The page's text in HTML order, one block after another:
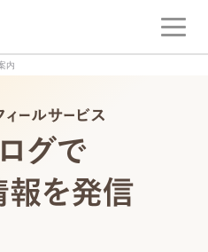
内